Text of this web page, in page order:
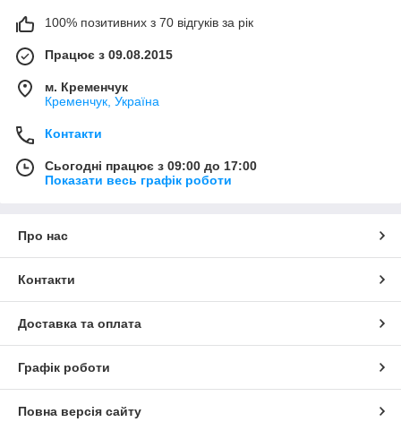
100% позитивних з 70 відгуків за рік
Працює з 09.08.2015
м. Кременчук
Кременчук, Україна
Контакти
Сьогодні працює з 09:00 до 17:00
Показати весь графік роботи
Про нас
Контакти
Доставка та оплата
Графік роботи
Повна версія сайту